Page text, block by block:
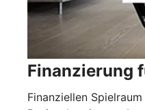
Finanzierung
Finanziellen